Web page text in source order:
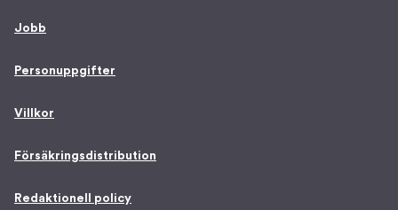
Jobb
Personuppgifter
Villkor
Försäkringsdistribution
Redaktionell policy